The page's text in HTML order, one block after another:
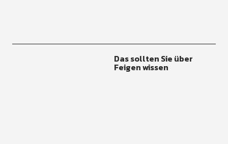
Das sollten Sie über
Feigen wissen